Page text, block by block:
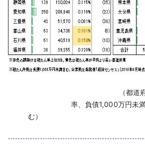
（都道府県別のコ
率、負債1,000万円未
む